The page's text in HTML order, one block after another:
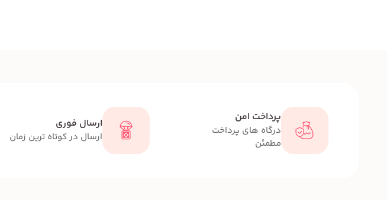
پرداخت امن
درگاه های پرداخت
مطمئن
ارسال فوری
ارسال در کوتاه ترین زمان